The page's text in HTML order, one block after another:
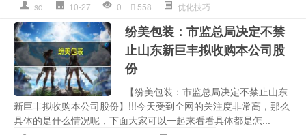
sd 10-27 0 558 优化技巧
纷美包装：市监总局决定不禁
止山东新巨丰拟收购本公司股
份
【纷美包装：市监总局决定不禁止山东
新巨丰拟收购本公司股份】!!!今天受到全网的关注度非常高，那么
具体的是什么情况呢，下面大家可以一起来看看具体都是怎...